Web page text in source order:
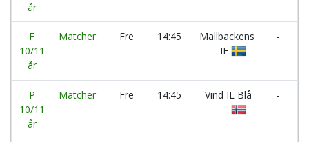
år
F
10/11
år
Matcher Fre 14:45
Mallbackens
IF
-
P
10/11
år
Matcher Fre 14:45 Vind IL Blå -